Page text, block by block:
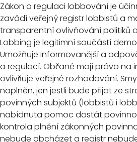
Zákon o regulaci lobbování je
zavádí veřejný registr lobbistů a
transparentní ovlivňování politiků
Lobbing je legitimní součástí
Umožňuje informovanější a
a regulací. Občané mají právo na
ovlivňuje veřejné rozhodování.
naplněn, jen jestli bude přijat ze
povinných subjektů (lobbistů i
nabídnuta pomoc dostát
kontrola plnění zákonných
nebude obcházet a registr